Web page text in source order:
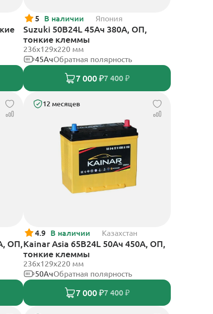
5 В наличии Япония
Suzuki 50B24L 45Ач 380А, ОП,
тонкие клеммы
236x129x220 мм
45АчОбратная полярность
7 000 ₽7 400 ₽
ОП,
12 месяцев
4.9 В наличии Казахстан
Kainar Asia 65B24L 50Ач 450А, ОП,
тонкие клеммы
236х129х220 мм
50АчОбратная полярность
7 000 ₽7 400 ₽